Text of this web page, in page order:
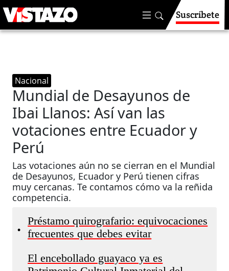
Suscríbete
Nacional
Mundial de Desayunos de
Ibai Llanos: Así van las
votaciones entre Ecuador y
Perú
Las votaciones aún no se cierran en el Mundial
de Desayunos, Ecuador y Perú tienen cifras
muy cercanas. Te contamos cómo va la reñida
competencia.
•
Préstamo quirografario: equivocaciones
frecuentes que debes evitar
El encebollado guayaco ya es